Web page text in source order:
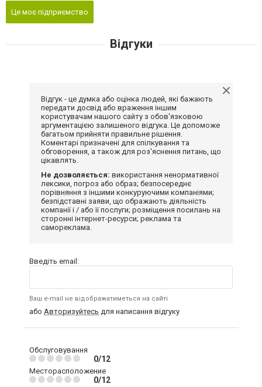
Це моє підприємство
Відгуки
Відгук - це думка або оцінка людей, які бажають
передати досвід або враження іншим
користувачам нашого сайту з обов'язковою
аргументацією залишеного відгука. Це допоможе
багатьом прийняти правильне рішення.
Коментарі призначені для спілкування та
обговорення, а також для роз'яснення питань, що
цікавлять.
Не дозволяється: використання ненормативної
лексики, погроз або образ; безпосереднє
порівняння з іншими конкуруючими компаніями;
безпідставні заяви, що ображають діяльність
компанії і / або її послуги; розміщення посилань на
сторонні інтернет-ресурси; реклама та
самореклама.
Введіть email:
Ваш e-mail не відображатиметься на сайті
або Авторизуйтесь для написання відгуку
Обслуговування
0/12
Месторасположение
0/12